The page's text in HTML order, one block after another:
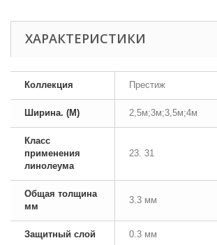
ХАРАКТЕРИСТИКИ
Коллекция Престиж
Ширина. (М) 2,5м;3м;3,5м;4м
Класс
применения
линолеума
23. 31
Общая толщина
мм
3.3 мм
Защитный слой 0.3 мм